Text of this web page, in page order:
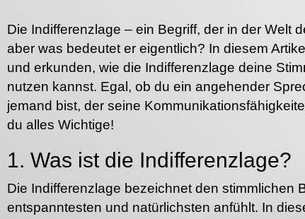
Die Indifferenzlage – ein Begriff, der in der Welt
aber was bedeutet er eigentlich? In diesem
und erkunden, wie die Indifferenzlage deine
nutzen kannst. Egal, ob du ein angehender
jemand bist, der seine
du alles Wichtige!
1. Was ist die Indifferenzlage?
Die Indifferenzlage bezeichnet den stimmlichen
entspanntesten und natürlichsten anfühlt. In